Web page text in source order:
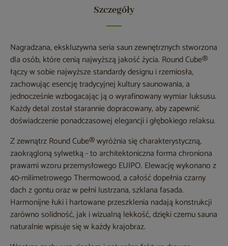
Szczegóły
Nagradzana, ekskluzywna seria saun zewnętrznych stworzona
dla osób, które cenią najwyższą jakość życia. Round Cube®
łączy w sobie najwyższe standardy designu i rzemiosła,
zachowując esencję tradycyjnej kultury saunowania, a
jednocześnie wzbogacając ją o wyrafinowany wymiar luksusu.
Każdy detal został starannie dopracowany, aby zapewnić
doświadczenie ponadczasowej elegancji i głębokiego relaksu.
Z zewnątrz Round Cube® wyróżnia się charakterystyczną,
zaokrągloną sylwetką - to architektoniczna forma chroniona
prawami wzoru przemysłowego EUIPO. Elewację wykonano z
40-milimetrowego Thermowood, a całość dopełnia czarny
dach z gontu oraz w pełni lustrzana, szklana fasada.
Harmonijne łuki i hartowane przeszklenia nadają konstrukcji
zarówno solidność, jak i wizualną lekkość, dzięki czemu sauna
naturalnie wpisuje się w każdy krajobraz.